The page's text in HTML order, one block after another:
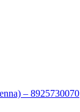
– 8925730070